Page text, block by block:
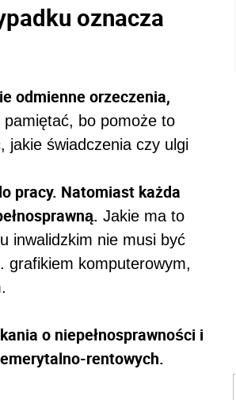
oznacza
odmienne orzeczenia,
bo pomoże to
jakie świadczenia czy ulgi
pracy. Natomiast każda
Jakie ma to
inwalidzkim nie musi być
grafikiem komputerowym,
o niepełnosprawności i
rentowych.